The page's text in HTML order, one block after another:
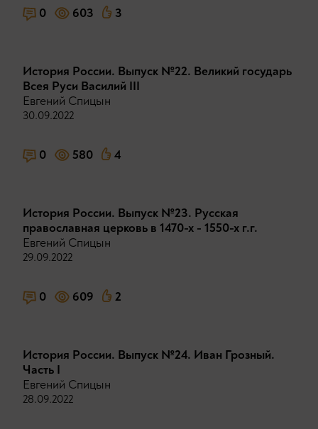
0 603 3
История России. Выпуск №22. Великий государь
Всея Руси Василий III
Евгений Спицын
30.09.2022
0 580 4
История России. Выпуск №23. Русская
православная церковь в 1470-х - 1550-х г.г.
Евгений Спицын
29.09.2022
0 609 2
История России. Выпуск №24. Иван Грозный.
Часть I
Евгений Спицын
28.09.2022